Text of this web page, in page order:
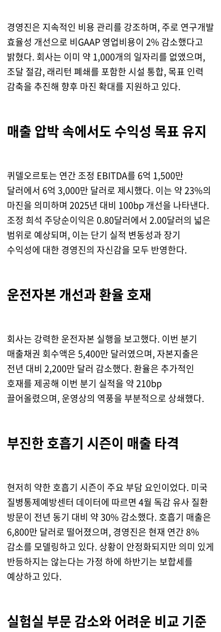
경영진은 지속적인 비용 관리를 강조하며, 주로 연구개발
효율성 개선으로 비GAAP 영업비용이 2% 감소했다고
밝혔다. 회사는 이미 약 1,000개의 일자리를 없앴으며,
조달 절감, 래리턴 폐쇄를 포함한 시설 통합, 목표 인력
감축을 추진해 향후 마진 확대를 지원하고 있다.
매출 압박 속에서도 수익성 목표 유지
퀴델오르토는 연간 조정 EBITDA를 6억 1,500만
달러에서 6억 3,000만 달러로 제시했다. 이는 약 23%의
마진을 의미하며 2025년 대비 100bp 개선을 나타낸다.
조정 희석 주당순이익은 0.80달러에서 2.00달러의 넓은
범위로 예상되며, 이는 단기 실적 변동성과 장기
수익성에 대한 경영진의 자신감을 모두 반영한다.
운전자본 개선과 환율 호재
회사는 강력한 운전자본 실행을 보고했다. 이번 분기
매출채권 회수액은 5,400만 달러였으며, 자본지출은
전년 대비 2,200만 달러 감소했다. 환율은 추가적인
호재를 제공해 이번 분기 실적을 약 210bp
끌어올렸으며, 운영상의 역풍을 부분적으로 상쇄했다.
부진한 호흡기 시즌이 매출 타격
현저히 약한 호흡기 시즌이 주요 부담 요인이었다. 미국
질병통제예방센터 데이터에 따르면 4월 독감 유사 질환
방문이 전년 동기 대비 약 30% 감소했다. 호흡기 매출은
6,800만 달러로 떨어졌으며, 경영진은 현재 연간 8%
감소를 모델링하고 있다. 상황이 안정화되지만 의미 있게
반등하지는 않는다는 가정 하에 하반기는 보합세를
예상하고 있다.
실험실 부문 감소와 어려운 비교 기준